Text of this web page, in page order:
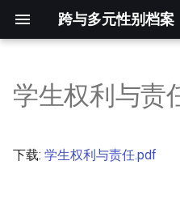
跨与多元性别档案
入
以摘要
其他信息 [Processed Page
学生权利与责
下载: 学生权利与责任.pdf